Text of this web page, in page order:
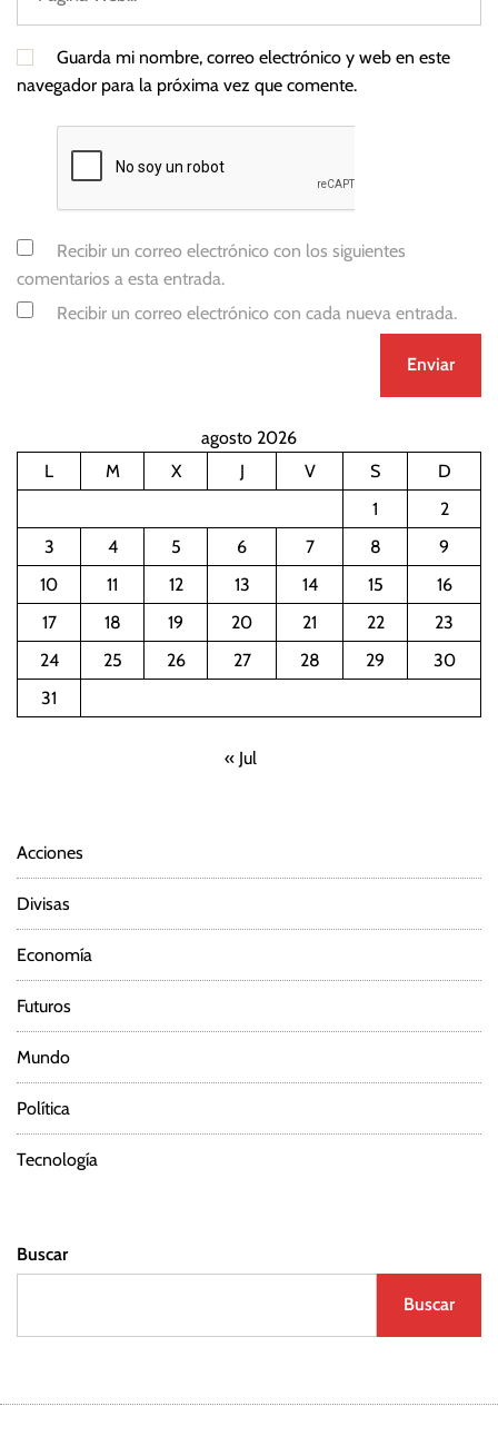
Guarda mi nombre, correo electrónico y web en este
navegador para la próxima vez que comente.
Recibir un correo electrónico con los siguientes
comentarios a esta entrada.
Recibir un correo electrónico con cada nueva entrada.
agosto 2026
L
M X J V S
D
1
2
3
4 5 6 7 8
9
10
11 12 13 14 15
16
17
18 19 20 21 22
23
24
25 26 27 28 29
30
31
« Jul
Acciones
Divisas
Economía
Futuros
Mundo
Política
Tecnología
Buscar
Buscar